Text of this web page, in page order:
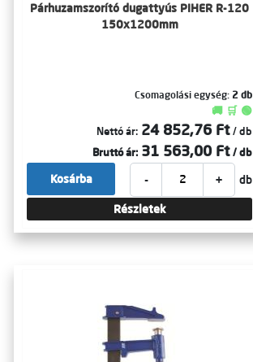
Párhuzamszorító dugattyús PIHER R-120
150x1200mm
Csomagolási egység: 2 db
🚚 🛒 🟢
Nettó ár: 24 852,76 Ft / db
Bruttó ár: 31 563,00 Ft / db
- + db
Kosárba
Részletek